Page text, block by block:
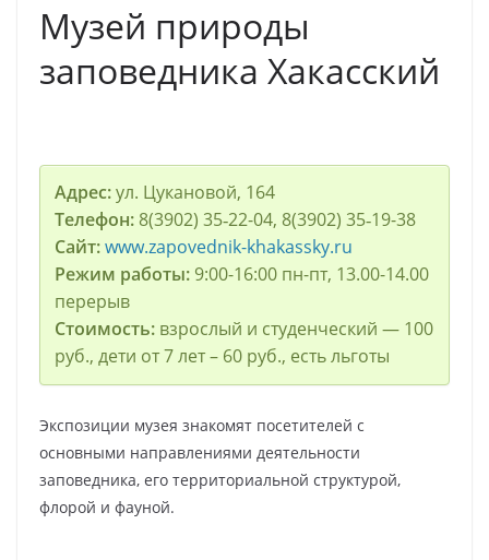
Музей природы
заповедника Хакасский
Адрес:ул. Цукановой, 164
Телефон:8(3902) 35‑22-04, 8(3902) 35‑19-38
Сайт:www.zapovednik-khakassky.ru
Режим работы:9:00-16:00 пн-пт, 13.00-14.00
перерыв
Стоимость:взрослый и студенческий — 100
руб., дети от 7 лет – 60 руб., есть льготы
Экспозиции музея знакомят посетителей с
основными направлениями деятельности
заповедника, его территориальной структурой,
флорой и фауной.